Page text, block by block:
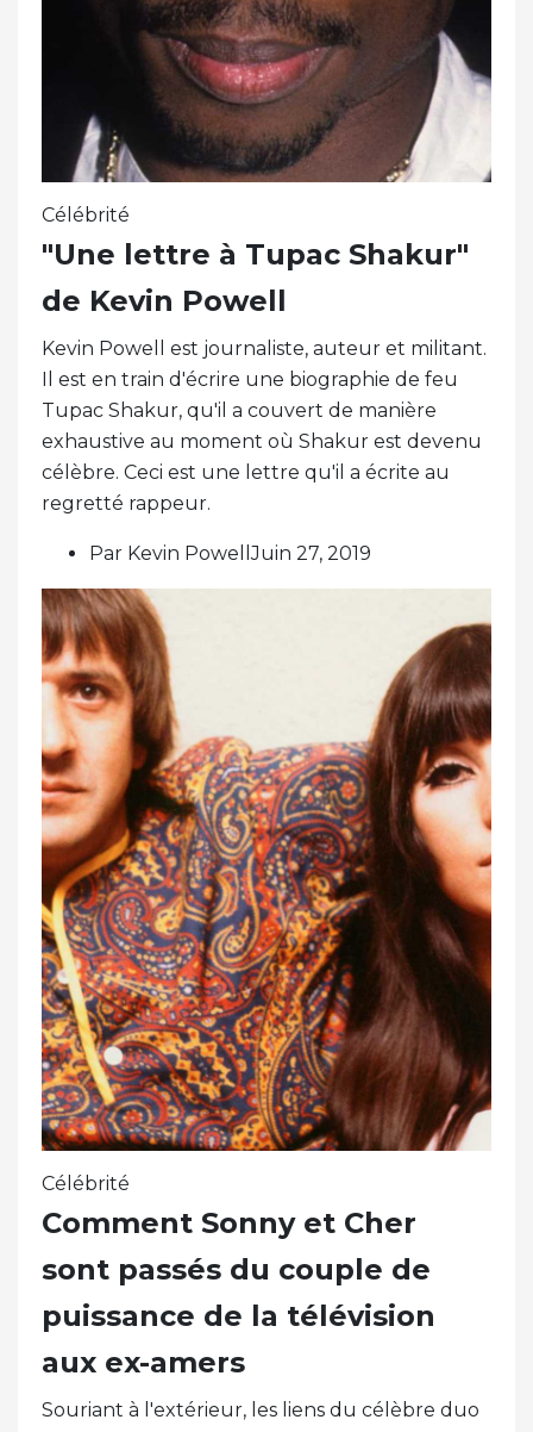
Célébrité
"Une lettre à Tupac Shakur"
de Kevin Powell
Kevin Powell est journaliste, auteur et militant.
Il est en train d'écrire une biographie de feu
Tupac Shakur, qu'il a couvert de manière
exhaustive au moment où Shakur est devenu
célèbre. Ceci est une lettre qu'il a écrite au
regretté rappeur.
Par Kevin PowellJuin 27, 2019
Célébrité
Comment Sonny et Cher
sont passés du couple de
puissance de la télévision
aux ex-amers
Souriant à l'extérieur, les liens du célèbre duo